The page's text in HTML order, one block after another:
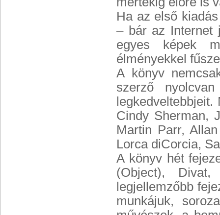
Ha az első
– bár az Internet
egyes képek
élményekkel
A könyv
szerző
Cindy Sherman,
Martin Parr,
Lorca diCorcia,
A könyv hét
(Object),
legjellemzőbb
munkájuk,